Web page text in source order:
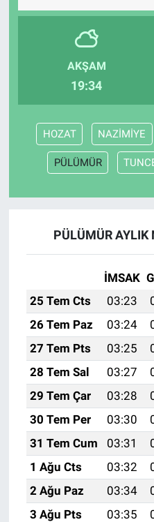
AKŞAM
19:34
HOZAT NAZİMİYE
PÜLÜMÜR
PÜLÜMÜR AYLIK
İMSAK
25 Tem Cts
03:23
26 Tem Paz
03:24
27 Tem Pts
03:25
28 Tem Sal
03:27
29 Tem Çar
03:28
30 Tem Per
03:30
31 Tem Cum
03:31
1 Ağu Cts
03:32
2 Ağu Paz
03:34
3 Ağu Pts
03:35
Magazin
Bilim ve Teknoloji